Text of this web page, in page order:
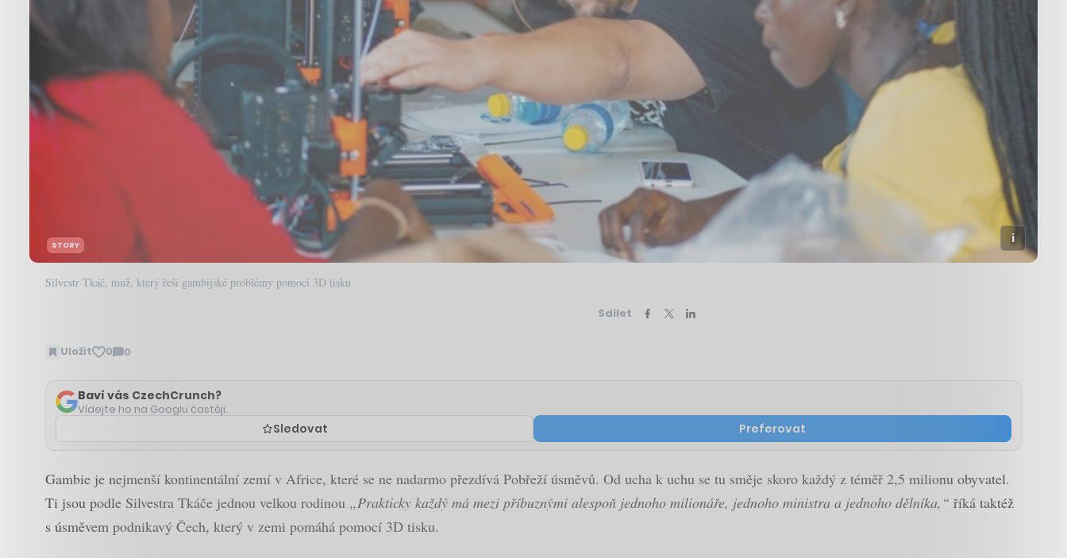
STORY
Silvestr Tkáč, muž, který řeší gambijské problémy pomocí 3D tisku
Sdílet
Uložit 0 0
Zobrazit
Baví vás CzechCrunch?
Vídejte ho na Googlu častěji.
Sledovat Preferovat
Gambie je nejmenší kontinentální zemí v Africe, které se ne nadarmo přezdívá Pobřeží úsměvů. Od ucha k uchu se tu směje skoro každý z téměř 2,5 milionu obyvatel.
Ti jsou podle Silvestra Tkáče jednou velkou rodinou „Prakticky každý má mezi příbuznými alespoň jednoho milionáře, jednoho ministra a jednoho dělníka,“ říká taktéž
s úsměvem podnikavý Čech, který v zemi pomáhá pomocí 3D tisku.